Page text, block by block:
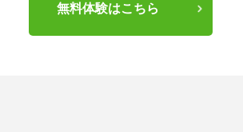
無料体験はこちら